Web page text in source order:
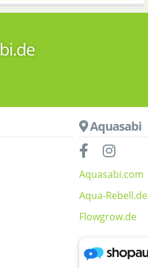
Aquasabi
Aquasabi.com
Aqua-Rebell.de
Flowgrow.de